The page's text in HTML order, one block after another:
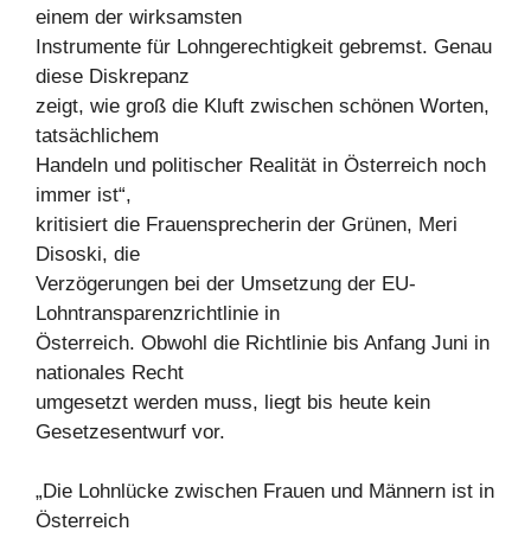
einem der wirksamsten
Instrumente für Lohngerechtigkeit gebremst. Genau
diese Diskrepanz
zeigt, wie groß die Kluft zwischen schönen Worten,
tatsächlichem
Handeln und politischer Realität in Österreich noch
immer ist“,
kritisiert die Frauensprecherin der Grünen, Meri
Disoski, die
Verzögerungen bei der Umsetzung der EU-
Lohntransparenzrichtlinie in
Österreich. Obwohl die Richtlinie bis Anfang Juni in
nationales Recht
umgesetzt werden muss, liegt bis heute kein
Gesetzesentwurf vor.
„Die Lohnlücke zwischen Frauen und Männern ist in
Österreich